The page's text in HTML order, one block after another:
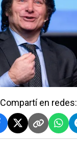
Compartí en redes: